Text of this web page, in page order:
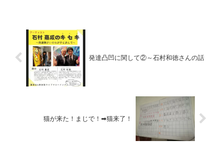
発達凸凹に関して②～石村和徳さんの話
猫が来た！まじで！➡猫来了！